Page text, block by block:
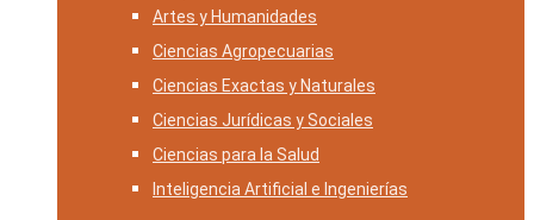
Artes y Humanidades
Ciencias Agropecuarias
Ciencias Exactas y Naturales
Ciencias Jurídicas y Sociales
Ciencias para la Salud
Inteligencia Artificial e Ingenierías